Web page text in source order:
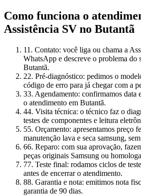
Como funciona o
Assistência SV no Butantã
11. Contato: você liga ou chama a
WhatsApp e descreve o problema do
Butantã.
22. Pré-diagnóstico: pedimos o
código de erro para já chegar com a
33. Agendamento: confirmamos data
o atendimento em Butantã.
44. Visita técnica: o técnico faz o
testes de componentes e leitura
55. Orçamento: apresentamos preço
manutenção lava e seca samsung,
66. Reparo: com sua aprovação,
peças originais Samsung ou
77. Teste final: rodamos ciclos de
antes de encerrar o atendimento.
88. Garantia e nota: emitimos nota
garantia de 90 dias.